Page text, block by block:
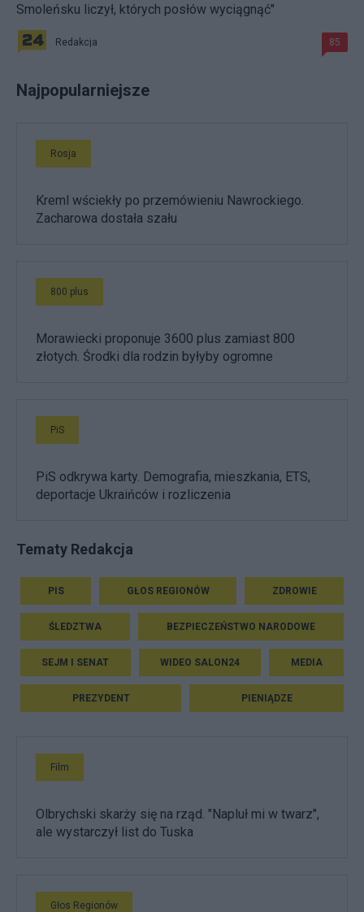
Smoleńsku liczył, których posłów wyciągnąć"
Redakcja 85
Najpopularniejsze
Rosja
Kreml wściekły po przemówieniu Nawrockiego.
Zacharowa dostała szału
800 plus
Morawiecki proponuje 3600 plus zamiast 800
złotych. Środki dla rodzin byłyby ogromne
PiS
PiS odkrywa karty. Demografia, mieszkania, ETS,
deportacje Ukraińców i rozliczenia
Tematy Redakcja
PIS GŁOS REGIONÓW ZDROWIE
ŚLEDZTWA BEZPIECZEŃSTWO NARODOWE
SEJM I SENAT WIDEO SALON24 MEDIA
PREZYDENT PIENIĄDZE
Film
Olbrychski skarży się na rząd. "Napluł mi w twarz",
ale wystarczył list do Tuska
Głos Regionów